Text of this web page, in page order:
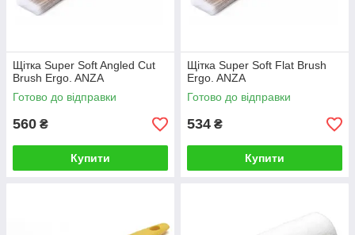
Щітка Super Soft Angled Cut
Brush Ergo. ANZA
Готово до відправки
560 ₴
Купити
Щітка Super Soft Flat Brush
Ergo. ANZA
Готово до відправки
534 ₴
Купити